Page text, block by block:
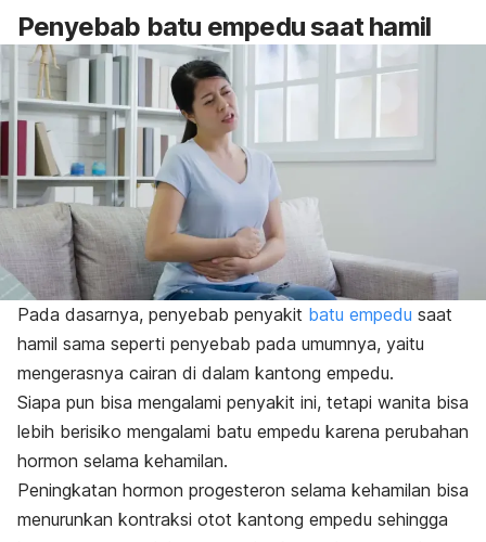
Penyebab batu empedu saat hamil
Pada dasarnya, penyebab penyakit batu empedu saat
hamil sama seperti penyebab pada umumnya, yaitu
mengerasnya cairan di dalam kantong empedu.
Siapa pun bisa mengalami penyakit ini, tetapi wanita bisa
lebih berisiko mengalami batu empedu karena perubahan
hormon selama kehamilan.
Peningkatan hormon progesteron selama kehamilan bisa
menurunkan kontraksi otot kantong empedu sehingga